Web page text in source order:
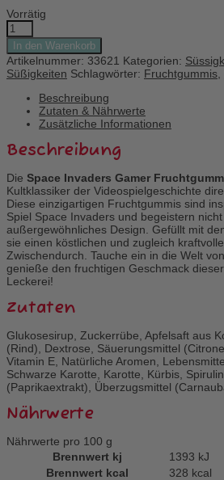
Vorrätig
Space
Invaders
Gamer
Menge
In den Warenkorb
Artikelnummer: 33621 Kategorien:
Süßigkeiten Schlagwörter: Fruchtgummis
Beschreibung
Zutaten & Nährwerte
Zusätzliche Informationen
Beschreibung
Die Space Invaders Gamer
Kultklassiker der Videospielgeschichte
Diese einzigartigen Fruchtgummis sind
Spiel Space Invaders und begeistern
außergewöhnliches Design. Gefüllt mit
sie einen köstlichen und zugleich
Zwischendurch. Tauche ein in die Welt
genieße den fruchtigen Geschmack
Leckerei!
Zutaten
Glukosesirup, Zuckerrübe, Apfelsaft aus
(Rind), Dextrose, Säuerungsmittel
Vitamin E, Natürliche Aromen,
Schwarze Karotte, Karotte, Kürbis,
(Paprikaextrakt), Überzugsmittel
Nährwerte
Nährwerte pro 100 g
Brennwert kj
1393 kJ
Brennwert kcal
328 kcal